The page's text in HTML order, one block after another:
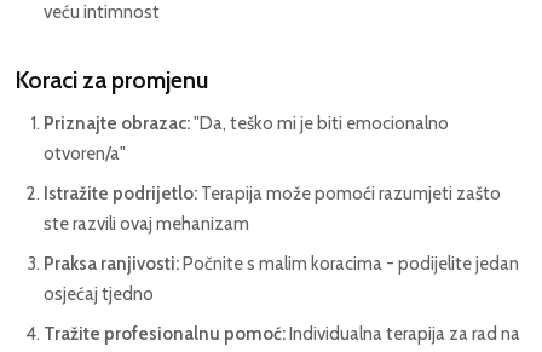
veću intimnost
Koraci za promjenu
Priznajte obrazac:"Da, teško mi je biti emocionalno
otvoren/a"
Istražite podrijetlo: Terapija može pomoći razumjeti zašto
ste razvili ovaj mehanizam
Praksa ranjivosti:Počnite s malim koracima - podijelite jedan
osjećaj tjedno
Tražite profesionalnu pomoć:Individualna terapija za rad na